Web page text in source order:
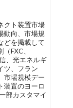
クト装置市場
動向、市場規
どを掲載して
FXC、
、光エネルギ
ツ、フラン
市場規模デー
装置のヨーロ
部カスタマイ